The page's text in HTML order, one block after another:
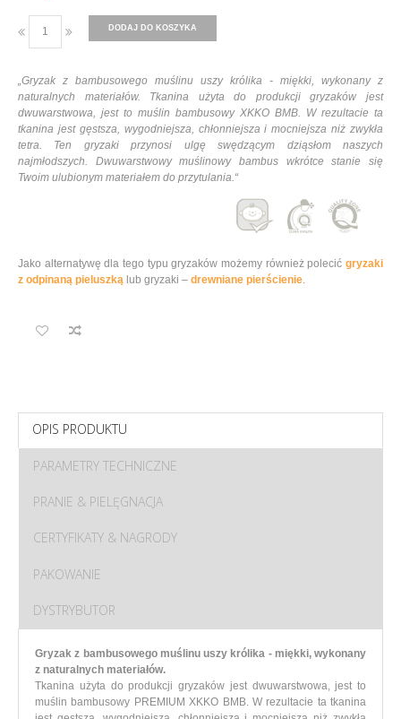
DODAJ DO KOSZYKA
„Gryzak z bambusowego muślinu uszy królika - miękki, wykonany z
naturalnych materiałów. Tkanina użyta do produkcji gryzaków jest
dwuwarstwowa, jest to muślin bambusowy XKKO BMB. W rezultacie ta
tkanina jest gęstsza, wygodniejsza, chłonniejsza i mocniejsza niż zwykła
tetra. Ten gryzaki przynosi ulgę swędzącym dziąsłom naszych
najmłodszych. Dwuwarstwowy muślinowy bambus wkrótce stanie się
Twoim ulubionym materiałem do przytulania.“
Jako alternatywę dla tego typu gryzaków możemy również polecić gryzaki
z odpinaną pieluszką lub gryzaki – drewniane pierścienie.
OPIS PRODUKTU
PARAMETRY TECHNICZNE
PRANIE & PIELĘGNACJA
CERTYFIKATY & NAGRODY
PAKOWANIE
DYSTRYBUTOR
Gryzak z bambusowego muślinu uszy królika - miękki, wykonany
z naturalnych materiałów.
Tkanina użyta do produkcji gryzaków jest dwuwarstwowa, jest to
muślin bambusowy PREMIUM XKKO BMB. W rezultacie ta tkanina